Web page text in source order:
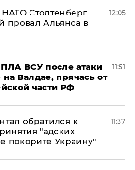
Столтенберг
провал Альянса в
12:05
ВСУ после атаки
Валдае, прячась от
части РФ
11:51
обратился к
"адских
покорите Украину"
11:37